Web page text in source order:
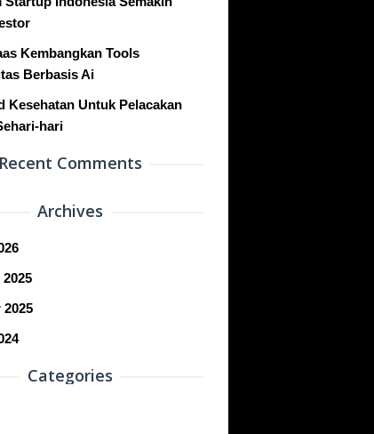
Kembangkan Tools
Berbasis Ai
Kesehatan Untuk Pelacakan
hari
Recent Comments
Archives
2025
Categories